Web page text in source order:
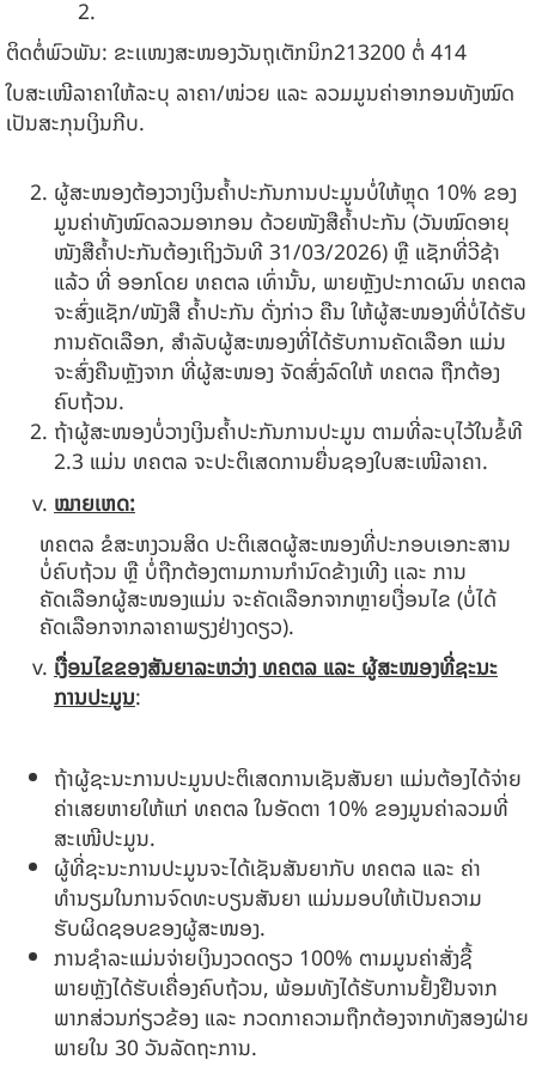
ຕິດຕໍ່ພົວພັນ: ຂະເເໜງສະໜອງວັນຖຸເຕັກນິກ213200 ຕໍ່ 414
ໃບສະເໜີລາຄາໃຫ້ລະບຸ ລາຄາ/ໜ່ວຍ ແລະ ລວມມູນຄ່າອາກອນທັງໝົດ
ເປັນສະກຸນເງິນກີບ.
ຜູ້ສະໜອງຕ້ອງວາງເງິນຄໍ້າປະກັນການປະມູນບໍ່ໃຫ້ຫຼຸດ 10% ຂອງ
ມູນຄ່າທັງໝົດລວມອາກອນ ດ້ວຍໜັງສືຄໍ້າປະກັນ (ວັນໝົດອາຍຸ
ໜັງສືຄໍ້າປະກັນຕ້ອງເຖິງວັນທີ 31/03/2026) ຫຼື ແຊັກທີ່ວີຊ້າ
ແລ້ວ ທີ່ ອອກໂດຍ ທຄຕລ ເທົ່ານັ້ນ, ພາຍຫຼັງປະກາດຜົນ ທຄຕລ
ຈະສົ່ງແຊັກ/ໜັງສື ຄໍ້າປະກັນ ດັ່ງກ່າວ ຄືນ ໃຫ້ຜູ້ສະໜອງທີ່ບໍ່ໄດ້ຮັບ
ການຄັດເລືອກ, ສຳລັບຜູ້ສະໜອງທີ່ໄດ້ຮັບການຄັດເລືອກ ແມ່ນ
ຈະສົ່ງຄືນຫຼັງຈາກ ທີ່ຜູ້ສະໜອງ ຈັດສົ່ງລົດໃຫ້ ທຄຕລ ຖືກຕ້ອງ
ຄົບຖ້ວນ.
ຖ້າຜູ້ສະໜອງບໍ່ວາງເງິນຄໍ້າປະກັນການປະມູນ ຕາມທີ່ລະບຸໄວ້ໃນຂໍ້ທີ
2.3 ແມ່ນ ທຄຕລ ຈະປະຕິເສດການຍື່ນຊອງໃບສະເໜີລາຄາ.
ໝາຍເຫດ:
ທຄຕລ ຂໍສະຫງວນສິດ ປະຕິເສດຜູ້ສະໜອງທີ່ປະກອບເອກະສານ
ບໍ່ຄົບຖ້ວນ ຫຼື ບໍ່ຖືກຕ້ອງຕາມການກຳນົດຂ້າງເທີງ ເເລະ ການ
ຄັດເລືອກຜູ້ສະໜອງແມ່ນ ຈະຄັດເລືອກຈາກຫຼາຍເງື່ອນໄຂ (ບໍ່ໄດ້
ຄັດເລືອກຈາກລາຄາພຽງຢ່າງດຽວ).
ເງື່ອນໄຂຂອງສັນຍາລະຫວ່າງ ທຄຕລ ແລະ ຜູ້ສະໜອງທີ່ຊະນະ
ການປະມູນ:
ຖ້າຜູ້ຊະນະການປະມູນປະຕິເສດການເຊັນສັນຍາ ແມ່ນຕ້ອງໄດ້ຈ່າຍ
ຄ່າເສຍຫາຍໃຫ້ແກ່ ທຄຕລ ໃນອັດຕາ 10% ຂອງມູນຄ່າລວມທີ່
ສະເໜີປະມູນ.
ຜູ້ທີ່ຊະນະການປະມູນຈະໄດ້ເຊັນສັນຍາກັບ ທຄຕລ ແລະ ຄ່າ
ທຳນຽມໃນການຈົດທະບຽນສັນຍາ ແມ່ນມອບໃຫ້ເປັນຄວາມ
ຮັບຜິດຊອບຂອງຜູ້ສະໜອງ.
ການຊໍາລະແມ່ນຈ່າຍເງິນງວດດຽວ 100% ຕາມມູນຄ່າສັ່ງຊື້
ພາຍຫຼັງໄດ້ຮັບເຄື່ອງຄົບຖ້ວນ, ພ້ອມທັງໄດ້ຮັບການຢັ້ງຢືນຈາກ
ພາກສ່ວນກ່ຽວຂ້ອງ ແລະ ກວດກາຄວາມຖືກຕ້ອງຈາກທັງສອງຝ່າຍ
ພາຍໃນ 30 ວັນລັດຖະການ.